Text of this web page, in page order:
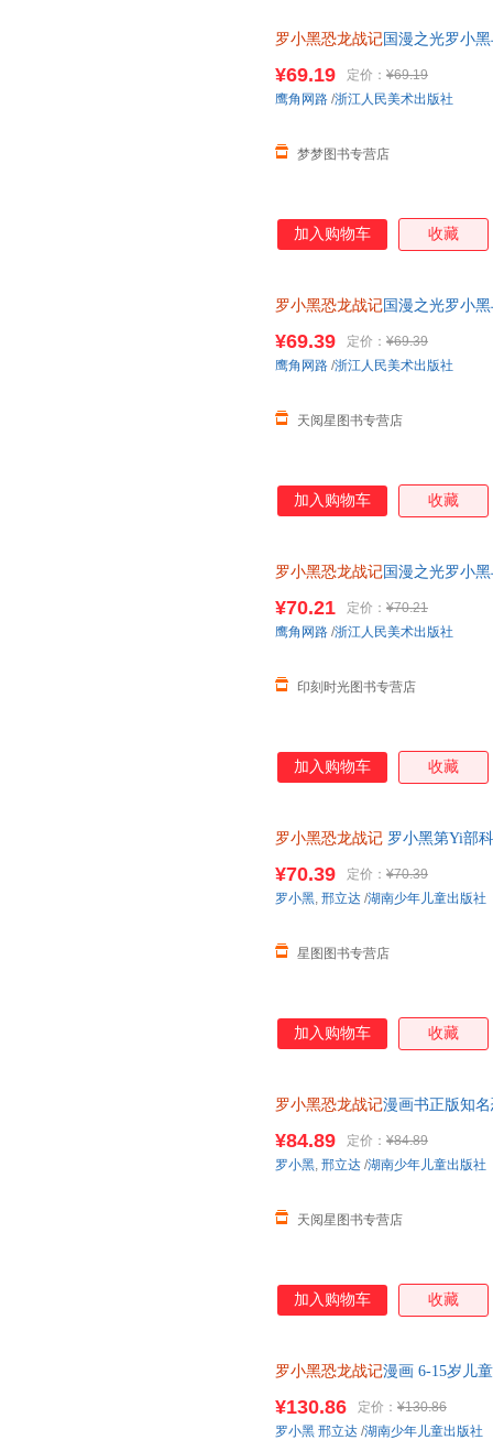
罗小黑恐龙战记 国漫之光罗小
¥69.19 定价： ¥69.19
梦梦图书专营店
鹰角网路 /浙江人民美术出版社
加入购物车 收藏
罗小黑恐龙战记 国漫之光罗小
¥69.39 定价： ¥69.39
天阅星图书专营店
鹰角网路 /浙江人民美术出版社
加入购物车 收藏
罗小黑恐龙战记 国漫之光罗小
¥70.21 定价： ¥70.21
印刻时光图书专营店
鹰角网路 /浙江人民美术出版社
加入购物车 收藏
罗小黑恐龙战记 罗小黑第Yi部
¥70.39 定价： ¥70.39
星图图书专营店
罗小黑, 邢立达 /湖南少年儿童出版社
加入购物车 收藏
罗小黑恐龙战记漫画书正版知
¥84.89 定价： ¥84.89
天阅星图书专营店
罗小黑, 邢立达 /湖南少年儿童出版社
加入购物车 收藏
罗小黑恐龙战记漫画 6-15岁儿
¥130.86 定价： ¥130.86
罗小黑 邢立达 /湖南少年儿童出版社